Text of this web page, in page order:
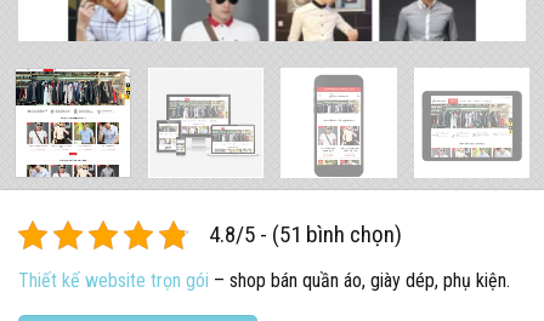
4.8/5 - (51 bình chọn)
Thiết kế website trọn gói – shop bán quần áo, giày dép, phụ kiện.